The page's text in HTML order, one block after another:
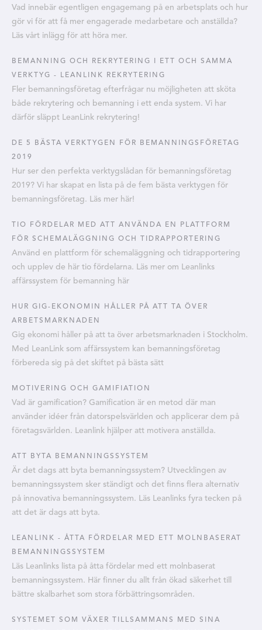
Vad innebär egentligen engagemang på en arbetsplats och hur
gör vi för att få mer engagerade medarbetare och anställda?
Läs vårt inlägg för att höra mer.
BEMANNING OCH REKRYTERING I ETT OCH SAMMA
VERKTYG - LEANLINK REKRYTERING
Fler bemanningsföretag efterfrågar nu möjligheten att sköta
både rekrytering och bemanning i ett enda system. Vi har
därför släppt LeanLink rekrytering!
DE 5 BÄSTA VERKTYGEN FÖR BEMANNINGSFÖRETAG
2019
Hur ser den perfekta verktygslådan för bemanningsföretag
2019? Vi har skapat en lista på de fem bästa verktygen för
bemanningsföretag. Läs mer här!
TIO FÖRDELAR MED ATT ANVÄNDA EN PLATTFORM
FÖR SCHEMALÄGGNING OCH TIDRAPPORTERING
Använd en plattform för schemaläggning och tidrapportering
och upplev de här tio fördelarna. Läs mer om Leanlinks
affärssystem för bemanning här
HUR GIG-EKONOMIN HÅLLER PÅ ATT TA ÖVER
ARBETSMARKNADEN
Gig ekonomi håller på att ta över arbetsmarknaden i Stockholm.
Med LeanLink som affärssystem kan bemanningsföretag
förbereda sig på det skiftet på bästa sätt
MOTIVERING OCH GAMIFIATION
Vad är gamification? Gamification är en metod där man
använder idéer från datorspelsvärlden och applicerar dem på
företagsvärlden. Leanlink hjälper att motivera anställda.
ATT BYTA BEMANNINGSSYSTEM
Är det dags att byta bemanningssystem? Utvecklingen av
bemanningssystem sker ständigt och det finns flera alternativ
på innovativa bemanningssystem. Läs Leanlinks fyra tecken på
att det är dags att byta.
LEANLINK - ÅTTA FÖRDELAR MED ETT MOLNBASERAT
BEMANNINGSSYSTEM
Läs Leanlinks lista på åtta fördelar med ett molnbaserat
bemanningssystem. Här finner du allt från ökad säkerhet till
bättre skalbarhet som stora förbättringsområden.
SYSTEMET SOM VÄXER TILLSAMMANS MED SINA